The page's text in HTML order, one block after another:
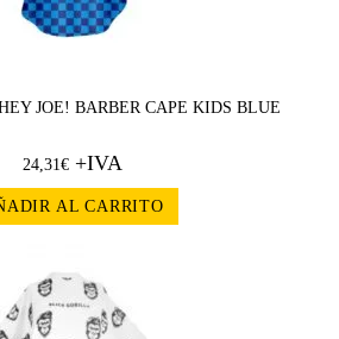
JOE! BARBER CAPE KIDS BLUE
24,31€ +IVA
AL CARRITO